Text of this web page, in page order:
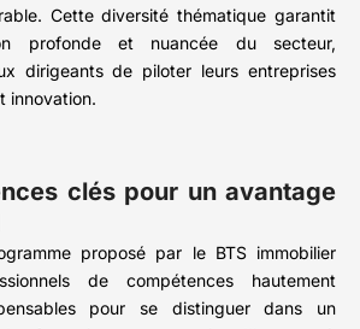
Cette diversité thématique garantit
profonde et nuancée du secteur,
dirigeants de piloter leurs entreprises
innovation.
clés pour un avantage
proposé par le BTS immobilier
de compétences hautement
pour se distinguer dans un